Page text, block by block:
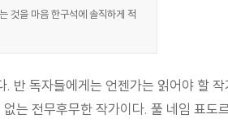
것을 마음 한구석에 솔직하게 적
반 독자들에게는 언젠가는 읽어야 할
는 전무후무한 작가이다. 풀 네임 표